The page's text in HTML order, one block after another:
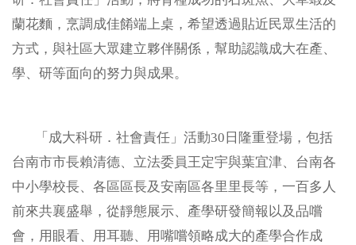
研發技術推薦
計畫申辦
數位課程
醫療聯盟
蘭花麵，烹調成佳餚端上桌，希望透過貼近民眾生活的
方式，與社區大眾建立夥伴關係，幫助認識成大在產、
學、研等面向的努力與成果。
「成大科研．社會責任」活動30日隆重登場，包括
台南市市長賴清德、立法委員王定宇與葉宜津、台南各
中小學校長、各區區長及安南區各里里長等，一百多人
前來共襄盛舉，從靜態展示、產學研發簡報以及品嚐
會，用眼看、用耳聽、用嘴嚐領略成大的產學合作成